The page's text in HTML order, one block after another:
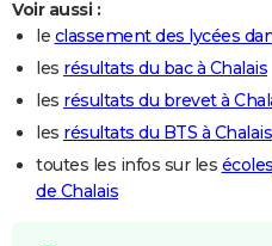
Voir aussi :
le classement des lycées
les résultats du bac à Chalais
les résultats du brevet à
les résultats du BTS à Chalais
toutes les infos sur les
de Chalais